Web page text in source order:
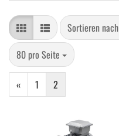
Sortieren nach
Sortieren nach
80 pro Seite
pro Seite
« 1 2